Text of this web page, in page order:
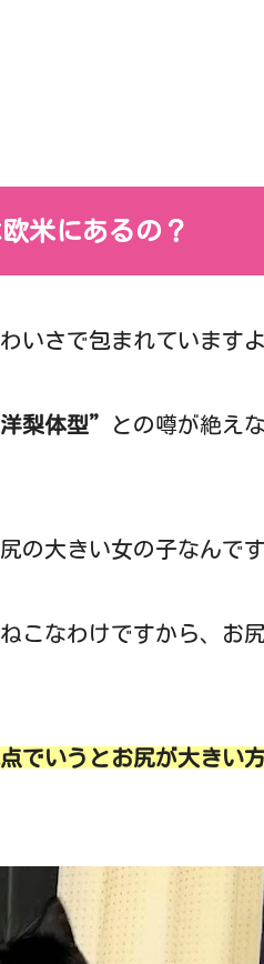
米にあるの？
いさで包まれています
梨体型” との噂が絶え
の大きい女の子なんです
こなわけですから、お
でいうとお尻が大きい